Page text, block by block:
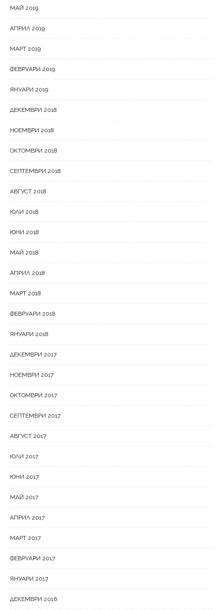
МАЙ 2019
АПРИЛ 2019
МАРТ 2019
ФЕВРУАРИ 2019
ЯНУАРИ 2019
ДЕКЕМВРИ 2018
НОЕМВРИ 2018
ОКТОМВРИ 2018
СЕПТЕМВРИ 2018
АВГУСТ 2018
ЮЛИ 2018
ЮНИ 2018
МАЙ 2018
АПРИЛ 2018
МАРТ 2018
ФЕВРУАРИ 2018
ЯНУАРИ 2018
ДЕКЕМВРИ 2017
НОЕМВРИ 2017
ОКТОМВРИ 2017
СЕПТЕМВРИ 2017
АВГУСТ 2017
ЮЛИ 2017
ЮНИ 2017
МАЙ 2017
АПРИЛ 2017
МАРТ 2017
ФЕВРУАРИ 2017
ЯНУАРИ 2017
ДЕКЕМВРИ 2016